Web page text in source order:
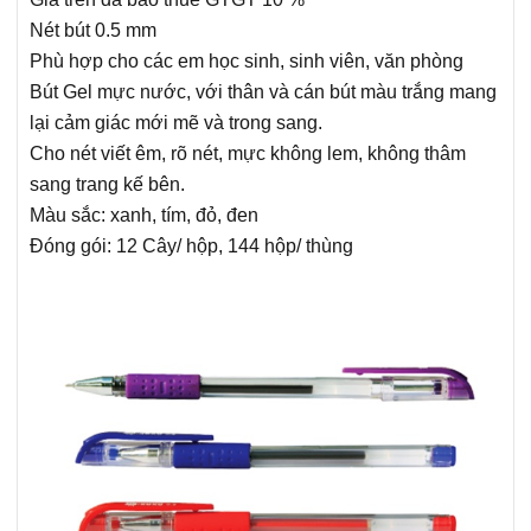
Bao da đựng giấy tờ xe
Thẻ chấm công
Lau bảng, Nước lau bảng trắng
Bảng trắng mika
Dụng cụ khác
Súng bắn gỗ
Nét bút 0.5 mm
Phù hợp cho các em học sinh, sinh viên, văn phòng
Bút Gel mực nước, với thân và cán bút màu trắng mang
lại cảm giác mới mẽ và trong sang.
Cho nét viết êm, rõ nét, mực không lem, không thâm
sang trang kế bên.
Màu sắc: xanh, tím, đỏ, đen
Đóng gói: 12 Cây/ hộp, 144 hộp/ thùng